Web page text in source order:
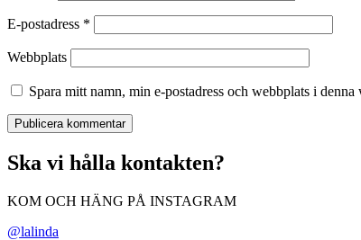
E-postadress *
Webbplats
Spara mitt namn, min e-postadress och webbplats i
Ska vi hålla kontakten?
KOM OCH HÄNG PÅ INSTAGRAM
@lalinda